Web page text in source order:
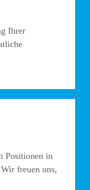
Ihrer
Positionen in
freuen uns,